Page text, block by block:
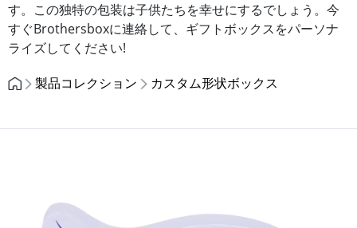
す。この独特の包装は子供たちを幸せにするでしょう。今
すぐBrothersboxに連絡して、ギフトボックスをパーソナ
ライズしてください!
製品コレクション
カスタム形状ボックス